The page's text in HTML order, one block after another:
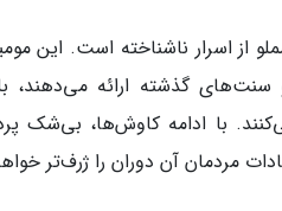
از اسرار ناشناخته است. این
گذشته ارائه می‌دهند،
با ادامه کاوش‌ها، بی‌شک
مردمان آن دوران را ژرف‌تر